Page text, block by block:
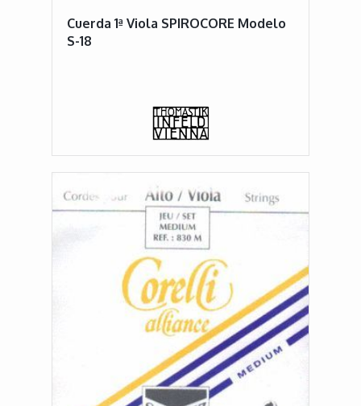
Cuerda 1ª Viola SPIROCORE Modelo
S-18